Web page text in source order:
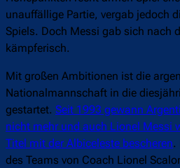
unauffällige Partie, vergab jedoch
Spiels. Doch Messi gab sich nach
kämpferisch.
Mit großen Ambitionen ist die
Nationalmannschaft in die
gestartet. Seit 1993 gewann
nicht mehr und auch Lionel Messi
Titel mit der Albiceleste bescheren.
des Teams von Coach Lionel